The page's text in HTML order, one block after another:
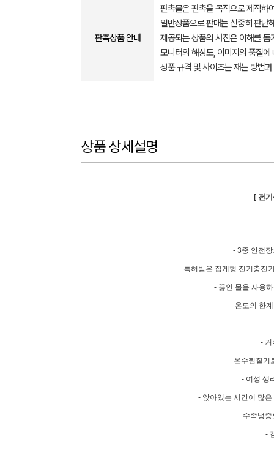
판촉상품 안내
판촉물은 판촉을 목적으로 제작하
일반상품으로 판매는 신중히 판단
제공되는 상품의 사진은 이해를
모니터의 해상도, 이미지의 품질
상품 규격 및 사이즈는 재는 방법
상품 상세설명
[ 전
- 3중 안전
- 특허받은 집게형 전기충전
- 끓인 물을 사용
- 온도의 한
-
- 커
- 온수찜질기
- 여성 생
- 앉아있는 시간이 많
- 수족냉
-